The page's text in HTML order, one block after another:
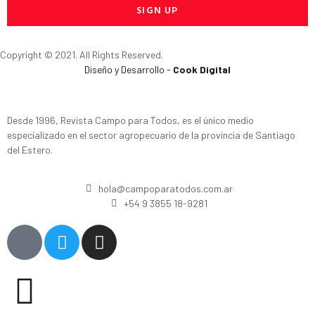
SIGN UP
Copyright © 2021. All Rights Reserved.
Diseño y Desarrollo - Cook Digital
Desde 1996, Revista Campo para Todos, es el único medio
especializado en el sector agropecuario de la provincia de Santiago
del Estero.
hola@campoparatodos.com.ar
+54 9 3855 18-9281